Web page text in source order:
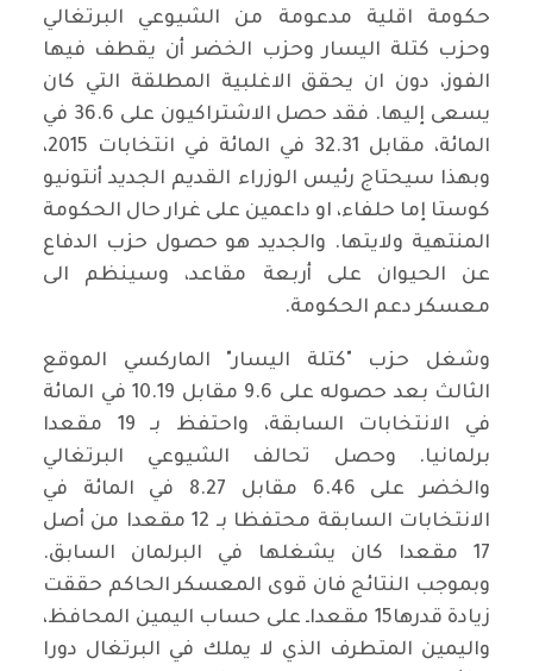
حكومة اقلية مدعومة من الشيوعي البرتغالي
وحزب كتلة اليسار وحزب الخضر أن يقطف فيها
الفوز، دون ان يحقق الاغلبية المطلقة التي كان
يسعى إليها. فقد حصل الاشتراكيون على 36.6 في
المائة، مقابل 32.31 في المائة في انتخابات 2015،
وبهذا سيحتاج رئيس الوزراء القديم الجديد أنتونيو
كوستا إما حلفاء، او داعمين على غرار حال الحكومة
المنتهية ولايتها. والجديد هو حصول حزب الدفاع
عن الحيوان على أربعة مقاعد، وسينظم الى
معسكر دعم الحكومة.
وشغل حزب "كتلة اليسار" الماركسي الموقع
الثالث بعد حصوله على 9.6 مقابل 10.19 في المائة
في الانتخابات السابقة، واحتفظ بـ 19 مقعدا
برلمانيا. وحصل تحالف الشيوعي البرتغالي
والخضر على 6.46 مقابل 8.27 في المائة في
الانتخابات السابقة محتفظا بـ 12 مقعدا من أصل
17 مقعدا كان يشغلها في البرلمان السابق.
وبموجب النتائج فان قوى المعسكر الحاكم حققت
زيادة قدرها15 مقعداـ على حساب اليمين المحافظ،
واليمين المتطرف الذي لا يملك في البرتغال دورا